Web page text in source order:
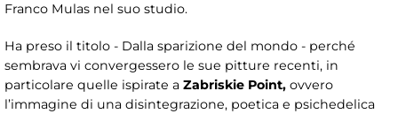
Franco Mulas nel suo studio.
Ha preso il titolo - Dalla sparizione del mondo - perché
sembrava vi convergessero le sue pitture recenti, in
particolare quelle ispirate a Zabriskie Point, ovvero
l’immagine di una disintegrazione, poetica e psichedelica